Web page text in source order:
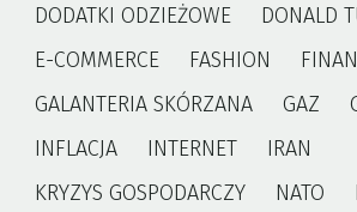
DODATKI ODZIEŻOWE
DONALD
E-COMMERCE
FASHION
GALANTERIA SKÓRZANA
GAZ
INFLACJA
INTERNET
IRAN
KRYZYS GOSPODARCZY
NATO